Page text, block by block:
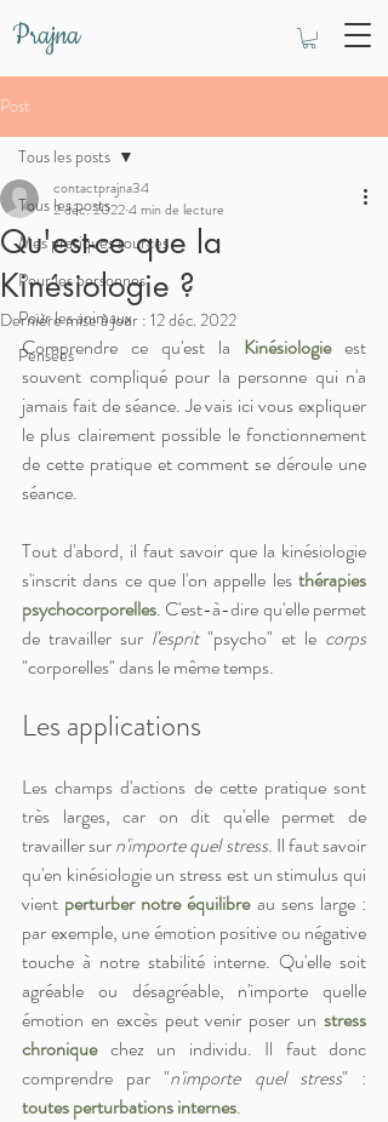
Prajna
Post
Tous les posts
Mes pratiques sources
Pour les personnes
Pour les animaux
Pensées
Tous les posts
Qu'est-ce que la
Kinésiologie ?
contactprajna34
2 déc. 20224 min de lecture
Dernière mise à jour : 12 déc. 2022
Comprendre ce qu'est la Kinésiologie est
souvent compliqué pour la personne qui n'a
jamais fait de séance. Je vais ici vous expliquer
le plus clairement possible le fonctionnement
de cette pratique et comment se déroule une
séance.
Tout d'abord, il faut savoir que la kinésiologie
s'inscrit dans ce que l'on appelle les thérapies
psychocorporelles. C'est-à-dire qu'elle permet
de travailler sur l'esprit "psycho" et le corps
"corporelles" dans le même temps.
Les applications
Les champs d'actions de cette pratique sont
très larges, car on dit qu'elle permet de
travailler sur n'importe quel stress. Il faut savoir
qu'en kinésiologie un stress est un stimulus qui
vient perturber notre équilibre au sens large :
par exemple, une émotion positive ou négative
touche à notre stabilité interne. Qu'elle soit
agréable ou désagréable, n'importe quelle
émotion en excès peut venir poser un stress
chronique chez un individu. Il faut donc
comprendre par "n'importe quel stress
toutes perturbations internes.